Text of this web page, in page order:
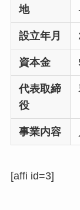
地
設立年月
資本金
代表取締
役
事業内容
[affi id=3]